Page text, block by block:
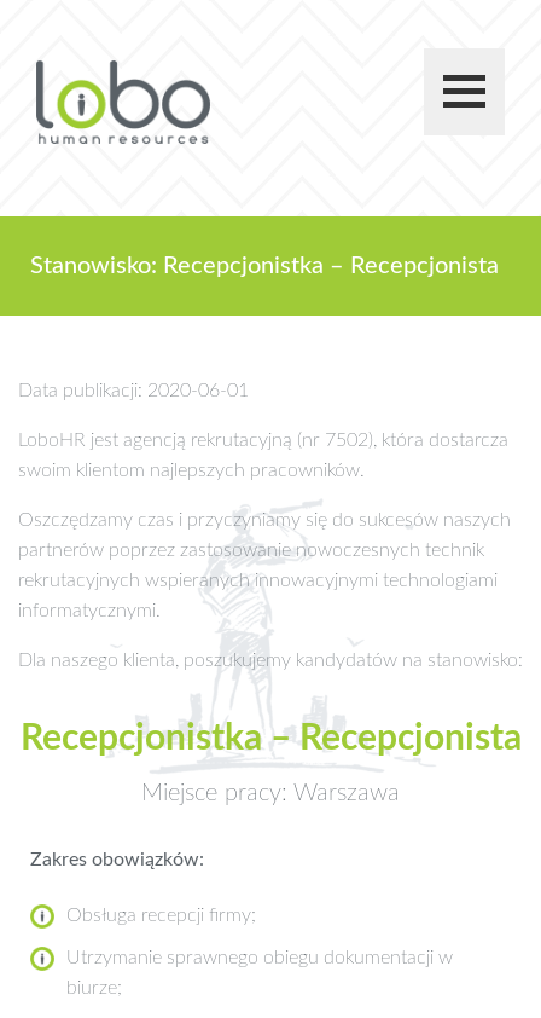
Stanowisko: Recepcjonistka – Recepcjonista
Data publikacji: 2020-06-01
LoboHR jest agencją rekrutacyjną (nr 7502), która dostarcza
swoim klientom najlepszych pracowników.
Oszczędzamy czas i przyczyniamy się do sukcesów naszych
partnerów poprzez zastosowanie nowoczesnych technik
rekrutacyjnych wspieranych innowacyjnymi technologiami
informatycznymi.
Dla naszego klienta, poszukujemy kandydatów na stanowisko:
Recepcjonistka – Recepcjonista
Miejsce pracy: Warszawa
Zakres obowiązków:
Obsługa recepcji firmy;
Utrzymanie sprawnego obiegu dokumentacji w
biurze;